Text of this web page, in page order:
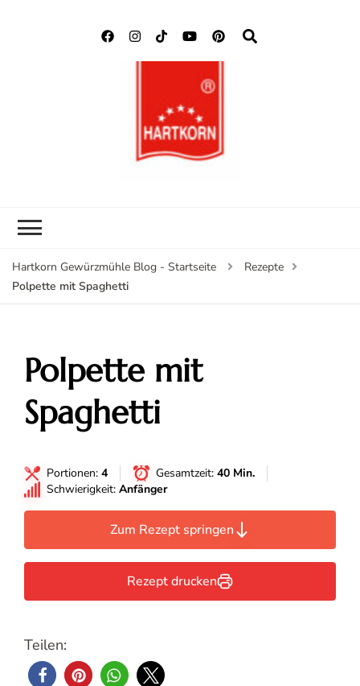
Hartkorn Gewürzmühle Blog - Startseite
Rezepte
Polpette mit Spaghetti
Polpette mit
Spaghetti
Portionen: 4 Gesamtzeit: 40 Min.
Schwierigkeit: Anfänger
Zum Rezept springen
Rezept drucken
Teilen: